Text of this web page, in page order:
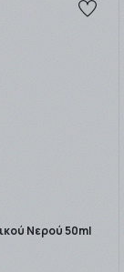
Νερού 50ml